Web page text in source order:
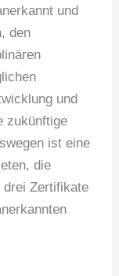
und
den
und
zukünftige
ist eine
die
drei Zertifikate